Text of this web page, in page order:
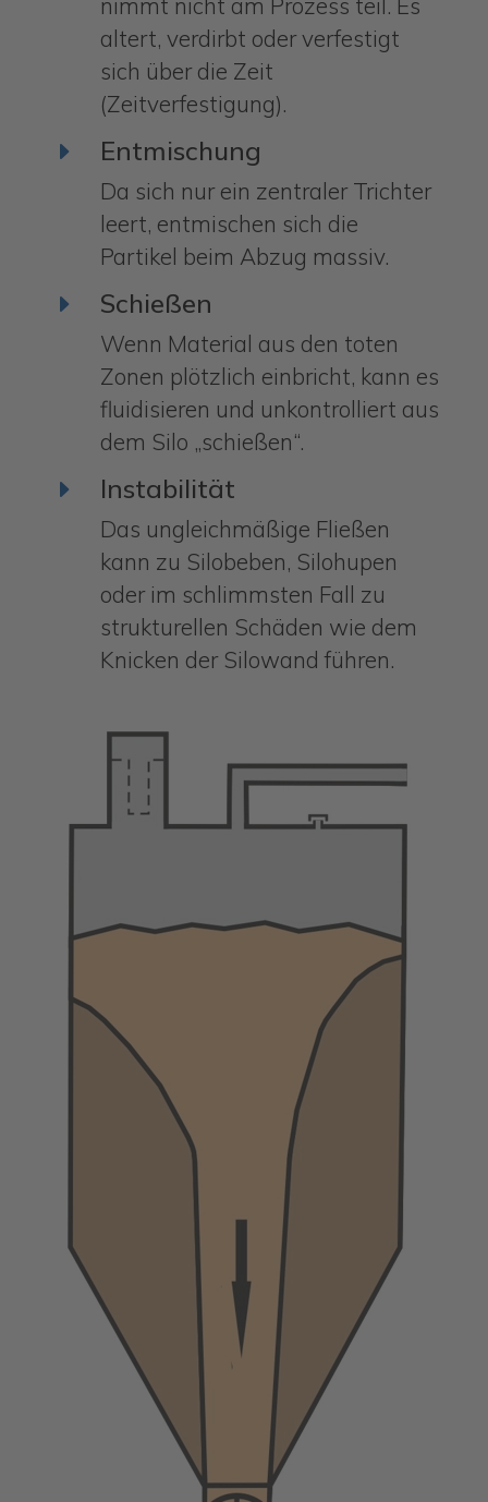
nimmt nicht am Prozess teil. Es
altert, verdirbt oder verfestigt
sich über die Zeit
(Zeitverfestigung).
E Entmischung
Da sich nur ein zentraler Trichter
leert, entmischen sich die
Partikel beim Abzug massiv.
E Schießen
Wenn Material aus den toten
Zonen plötzlich einbricht, kann es
fluidisieren und unkontrolliert aus
dem Silo „schießen“.
E Instabilität
Das ungleichmäßige Fließen
kann zu Silobeben, Silohupen
oder im schlimmsten Fall zu
strukturellen Schäden wie dem
Knicken der Silowand führen.